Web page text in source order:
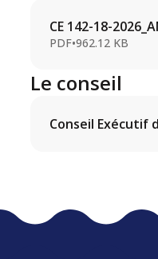
CE 142-18-
PDF•962.12 KB
Le conseil
Conseil Exécutif